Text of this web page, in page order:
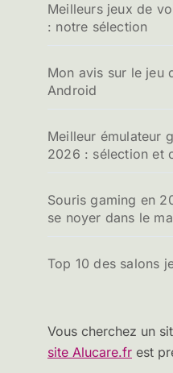
Meilleurs jeux de
: notre sélection
Mon avis sur le jeu
Android
Meilleur émulateur
2026 : sélection et
Souris gaming en
se noyer dans le
Top 10 des salons
Vous cherchez un
site Alucare.fr est